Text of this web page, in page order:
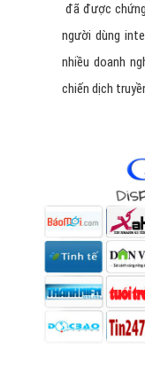
đã được
người dùng
nhiều doanh
chiến dịch